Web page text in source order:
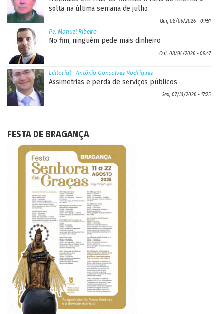
solta na última semana de julho
Qui, 08/06/2026 - 09:51
Pe. Manuel Ribeiro
No fim, ninguém pede mais dinheiro
Qui, 08/06/2026 - 09:47
Editorial - António Gonçalves Rodrigues
Assimetrias e perda de serviços públicos
Sex, 07/31/2026 - 17:25
FESTA DE BRAGANÇA